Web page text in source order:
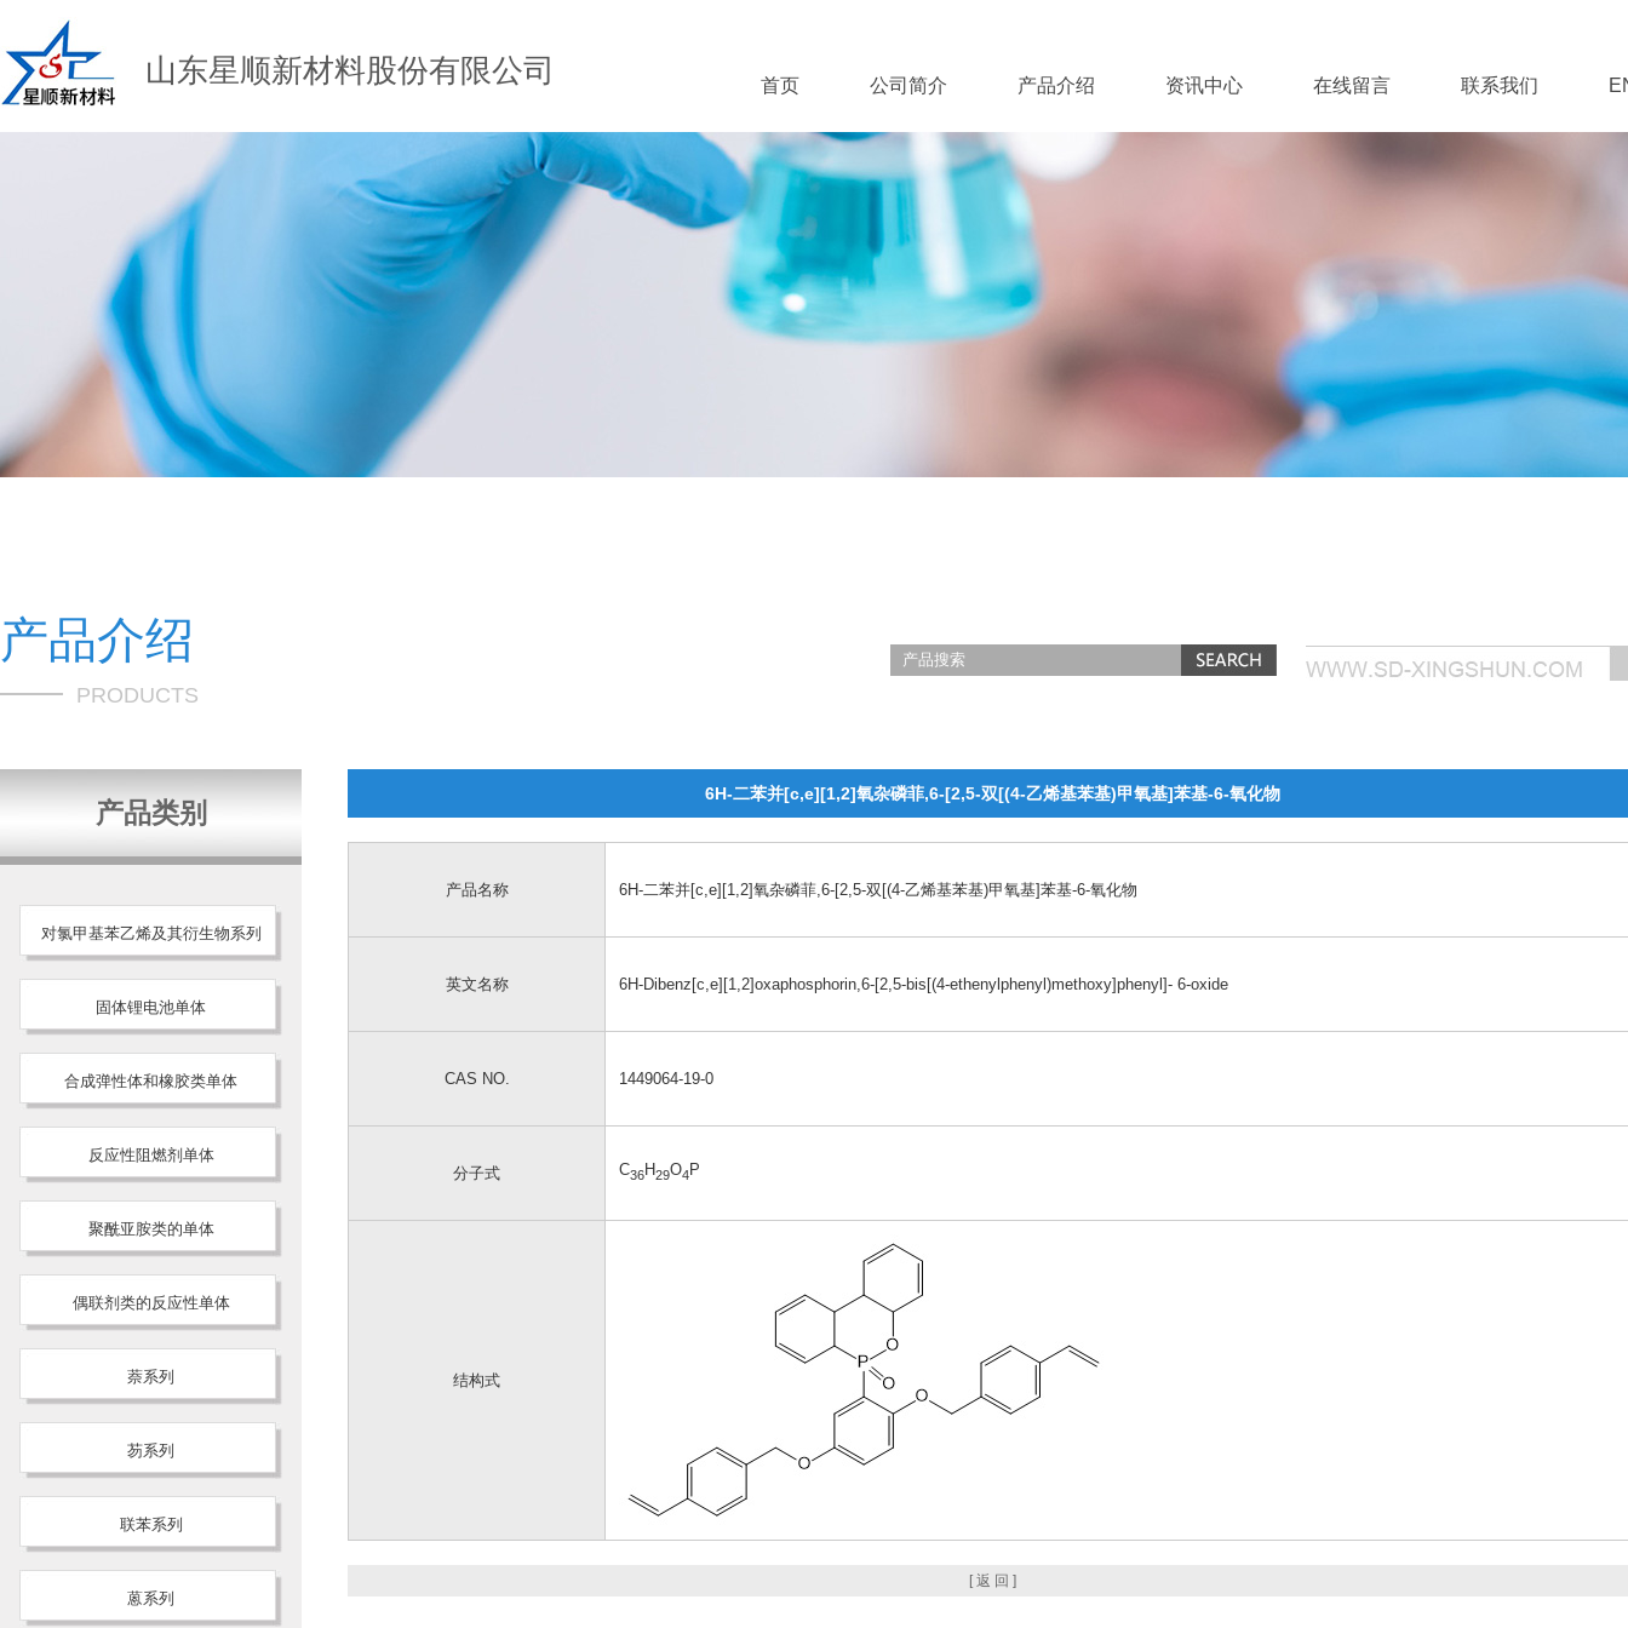
山东星顺新材料股份有限公司 首页 公司简介 产品介绍 资讯中心 在线留言 联系我们
产品介绍
PRODUCTS
产品类别
对氯甲基苯乙烯及其衍生物系列
固体锂电池单体
合成弹性体和橡胶类单体
反应性阻燃剂单体
聚酰亚胺类的单体
偶联剂类的反应性单体
萘系列
芴系列
联苯系列
蒽系列
6H-二苯并[c,e][1,2]氧杂磷菲,6-[2,5-双[(4-乙烯基苯基)甲氧基]苯基-6-氧化物
产品名称 6H-二苯并[c,e][1,2]氧杂磷菲,6-[2,5-双[(4-乙烯基苯基)甲氧基]苯基-6-氧化物
英文名称 6H-Dibenz[c,e][1,2]oxaphosphorin,6-[2,5-bis[(4-ethenylphenyl)methoxy]phenyl]- 6-oxide
CAS NO. 1449064-19-0
分子式 C36H29O4P
结构式
[ 返 回 ]